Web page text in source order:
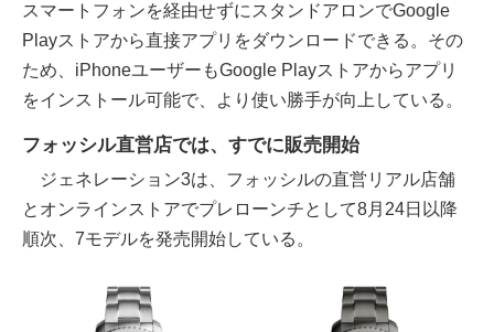
スマートフォンを経由せずにスタンドアロンでGoogle
Playストアから直接アプリをダウンロードできる。その
ため、iPhoneユーザーもGoogle Playストアからアプリ
をインストール可能で、より使い勝手が向上している。
フォッシル直営店では、すでに販売開始
ジェネレーション3は、フォッシルの直営リアル店舗
とオンラインストアでプレローンチとして8月24日以降
順次、7モデルを発売開始している。